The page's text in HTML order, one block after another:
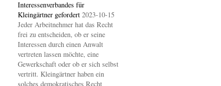
Interessenverbandes für
Kleingärtner gefordert 2023-10-15
Jeder Arbeitnehmer hat das Recht
frei zu entscheiden, ob er seine
Interessen durch einen Anwalt
vertreten lassen möchte, eine
Gewerkschaft oder ob er sich selbst
vertritt. Kleingärtner haben ein
solches demokratisches Recht